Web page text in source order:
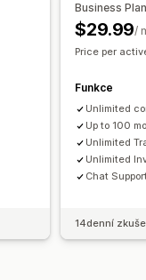
Business
$29.99/
Price per
Funkce
Unlimited
Up to 100
Unlimited
Unlimited
Chat
14denní